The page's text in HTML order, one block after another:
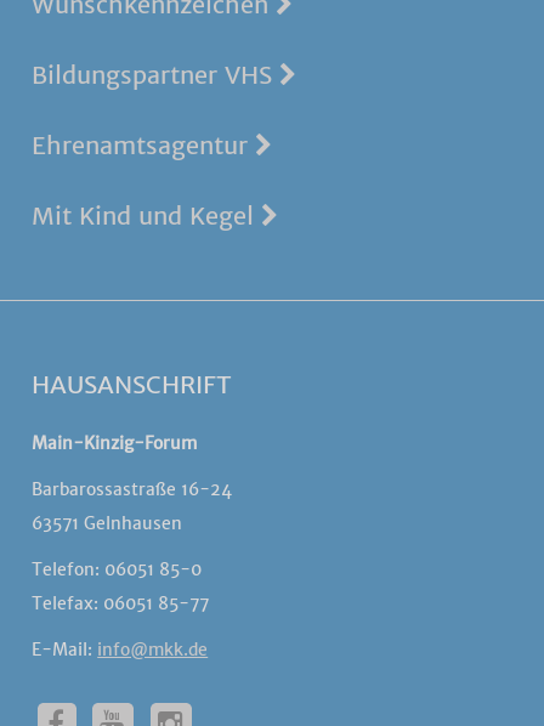
Bildungspartner VHS
Ehrenamtsagentur
Mit Kind und Kegel
HAUSANSCHRIFT
Main-Kinzig-Forum
Barbarossastraße 16-24
63571 Gelnhausen
Telefon: 06051 85-0
Telefax: 06051 85-77
E-Mail: info@mkk.de